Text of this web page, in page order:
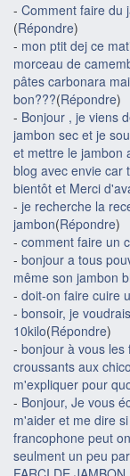
- Comment faire du
(Répondre)
- mon ptit dej ce
morceau de
pâtes carbonara
bon???(Répondre)
- Bonjour , je viens
jambon sec et je
et mettre le jambon
blog avec envie car
bientôt et Merci
- je recherche la
jambon(Répondre)
- comment faire un
- bonjour a tous
même son jambon
- doit-on faire cuire
- bonsoir, je
10kilo(Répondre)
- bonjour à vous
croussants aux
m'expliquer pour
- Bonjour, Je vous
m'aider et me dire
francophone peut
seulment un peu